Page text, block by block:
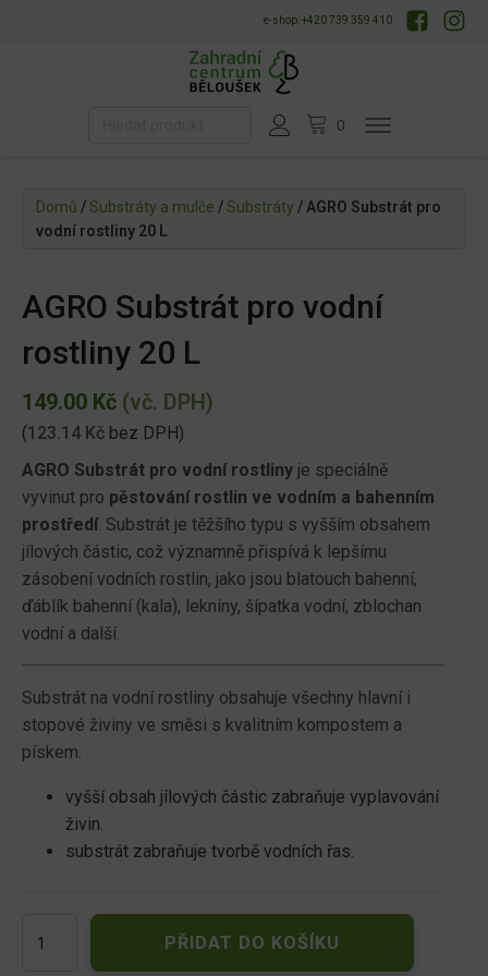
e-shop: +420 739 359 410
Domů /Substráty a mulče /Substráty / AGRO Substrát pro
vodní rostliny 20 L
AGRO Substrát pro vodní
rostliny 20 L
149.00 Kč (vč. DPH)
(123.14 Kč bez DPH)
AGRO Substrát pro vodní rostliny je speciálně
vyvinut pro pěstování rostlin ve vodním a bahenním
prostředí. Substrát je těžšího typu s vyšším obsahem
jílových částic, což významně přispívá k lepšímu
zásobení vodních rostlin, jako jsou blatouch bahenní,
ďáblík bahenní (kala), lekníny, šípatka vodní, zblochan
vodní a další.
Substrát na vodní rostliny obsahuje všechny hlavní i
stopové živiny ve směsi s kvalitním kompostem a
pískem.
vyšší obsah jílových částic zabraňuje vyplavování
živin.
substrát zabraňuje tvorbě vodních řas.
Substrát
PŘIDAT DO KOŠÍKU